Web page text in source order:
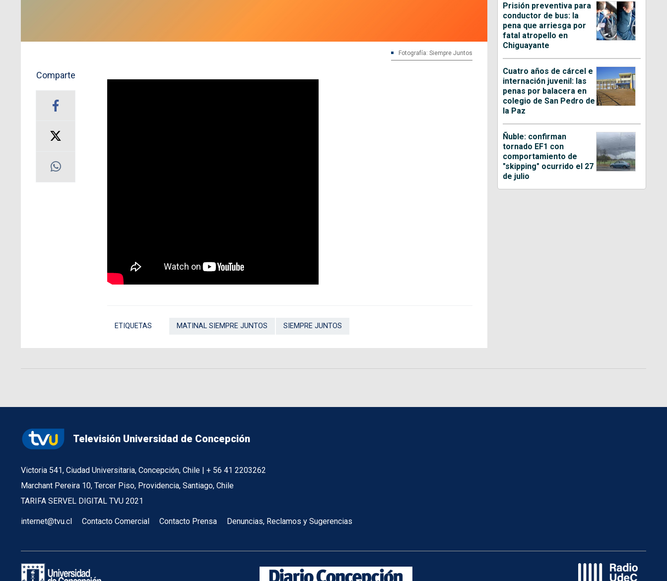
Fotografía: Siempre Juntos
Comparte
ETIQUETAS MATINAL SIEMPRE JUNTOS SIEMPRE JUNTOS
Prisión preventiva para
conductor de bus: la
pena que arriesga por
fatal atropello en
Chiguayante
Cuatro años de cárcel e
internación juvenil: las
penas por balacera en
colegio de San Pedro de
la Paz
Ñuble: confirman
tornado EF1 con
comportamiento de
"skipping" ocurrido el 27
de julio
Televisión Universidad de Concepción
Victoria 541, Ciudad Universitaria, Concepción, Chile | + 56 41 2203262
Marchant Pereira 10, Tercer Piso, Providencia, Santiago, Chile
TARIFA SERVEL DIGITAL TVU 2021
internet@tvu.cl Contacto Comercial Contacto Prensa Denuncias, Reclamos y Sugerencias